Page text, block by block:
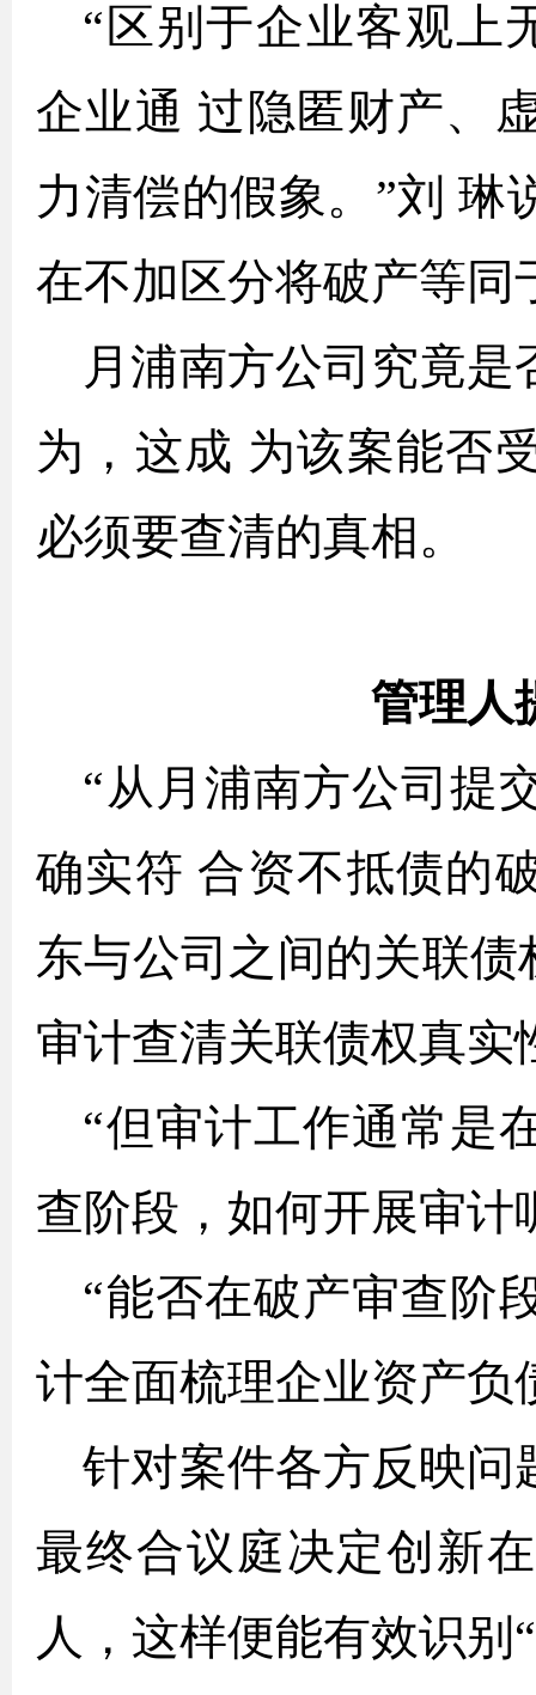
“区别于企业客观上
企业通 过隐匿财产、
力清偿的假象。”刘 琳
在不加区分将破产等同
月浦南方公司究竟
为，这成 为该案能否
必须要查清的真相。
管理人
“从月浦南方公司提
确实符 合资不抵债的
东与公司之间的关联
审计查清关联债权
“但审计工作通常是
查阶段，如何开展审计
“能否在破产审查阶
计全面梳理企业资产负
针对案件各方反映问
最终合议庭决定创新
人，这样便能有效识别